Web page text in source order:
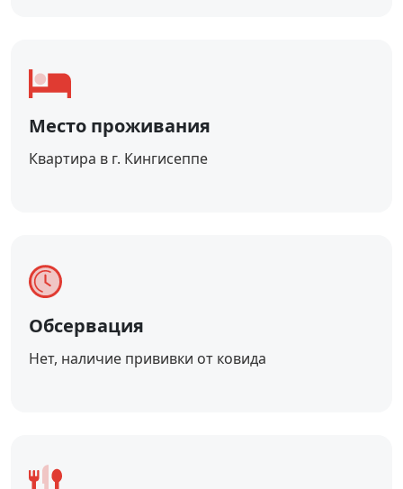
Место проживания
Квартира в г. Кингисеппе
Обсервация
Нет, наличие прививки от ковида